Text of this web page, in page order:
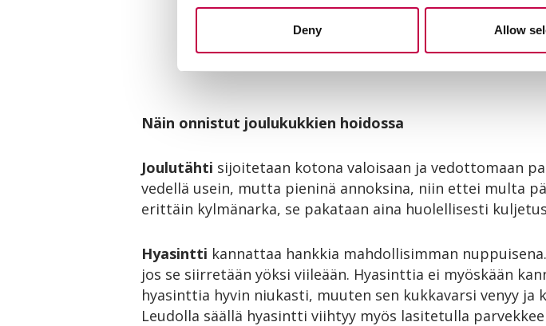
Deny Allow
5.
Näin onnistut joulukukkien hoidossa
Joulutähti sijoitetaan kotona valoisaan ja vedottomaan
vedellä usein, mutta pieninä annoksina, niin ettei multa
erittäin kylmänarka, se pakataan aina huolellisesti
Hyasintti kannattaa hankkia mahdollisimman
jos se siirretään yöksi viileään. Hyasinttia ei myöskään
hyasinttia hyvin niukasti, muuten sen kukkavarsi venyy ja
Leudolla säällä hyasintti viihtyy myös lasitetulla